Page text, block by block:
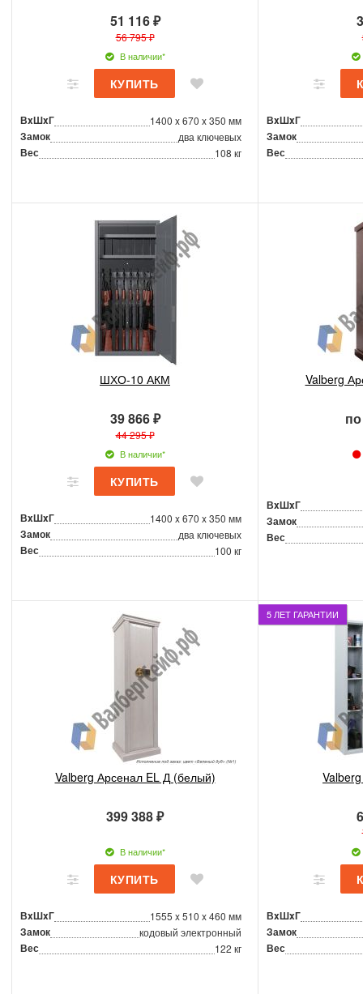
51 116 ₽
56 795 ₽
В наличии*
ВxШxГ 1400 x 670 x 350 мм
Замок два ключевых
Вес 108 кг
ВxШxГ
Замок
Вес
ШХО-10 АКМ
39 866 ₽
44 295 ₽
В наличии*
ВxШxГ 1400 x 670 x 350 мм
Замок два ключевых
Вес 100 кг
Valberg
ВxШxГ
Замок
Вес
Valberg Арсенал EL Д (белый)
399 388 ₽
В наличии*
ВxШxГ 1555 x 510 x 460 мм
Замок кодовый электронный
Вес 122 кг
5 ЛЕТ ГАРАНТИИ
ВxШxГ
Замок
Вес